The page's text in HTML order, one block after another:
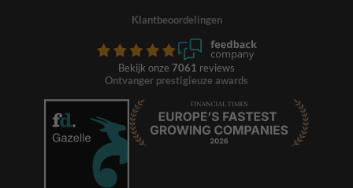
Klantbeoordelingen
Bekijk onze 7061 reviews
Ontvanger prestigieuze awards